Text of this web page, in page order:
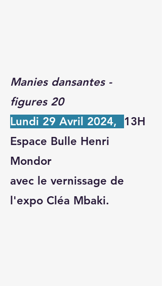
Manies dansantes -
figures 20
Lundi 29 Avril 2024, 13H
Espace Bulle Henri
Mondor
avec le vernissage de
l'expo Cléa Mbaki.